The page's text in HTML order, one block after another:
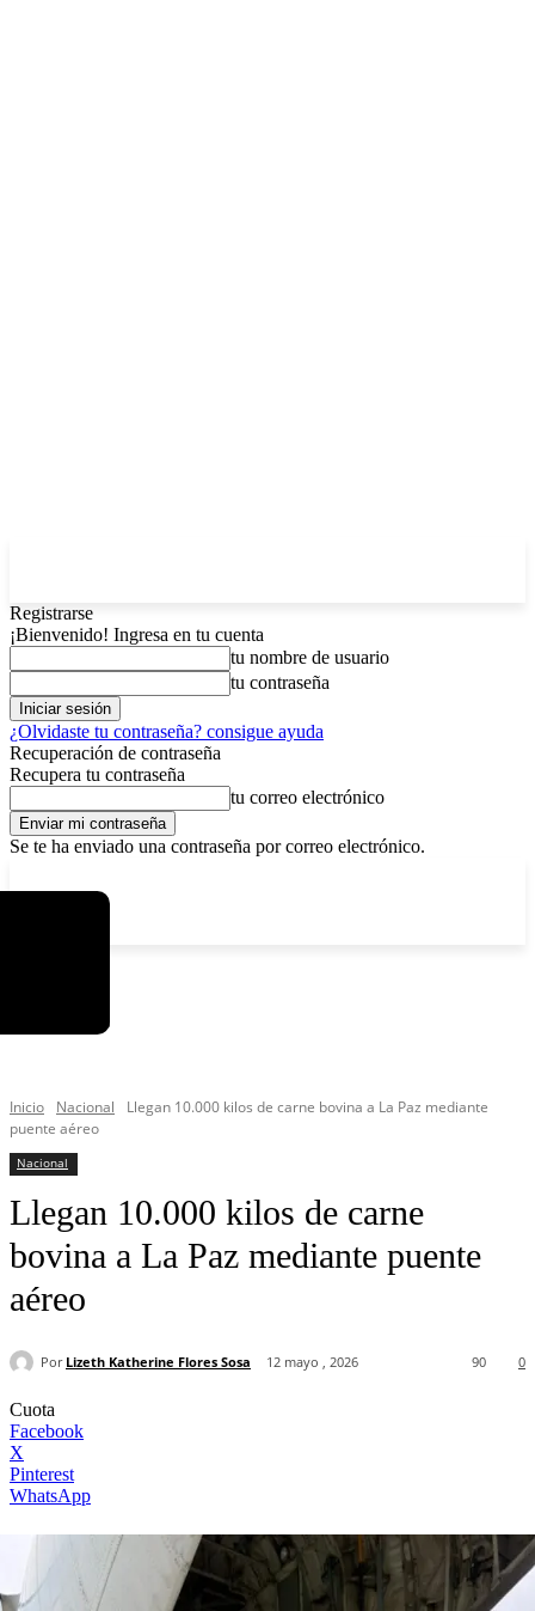
Registrarse
¡Bienvenido! Ingresa en tu cuenta
tu nombre de usuario
tu contraseña
¿Olvidaste tu contraseña? consigue ayuda
Recuperación de contraseña
Recupera tu contraseña
tu correo electrónico
Se te ha enviado una contraseña por correo electrónico.
Inicio Nacional
Llegan 10.000 kilos de carne bovina a La Paz mediante
puente aéreo
Nacional
Llegan 10.000 kilos de carne
bovina a La Paz mediante puente
aéreo
Por Lizeth Katherine Flores Sosa 12 mayo , 2026 0
90
Cuota
Facebook
X
Pinterest
WhatsApp